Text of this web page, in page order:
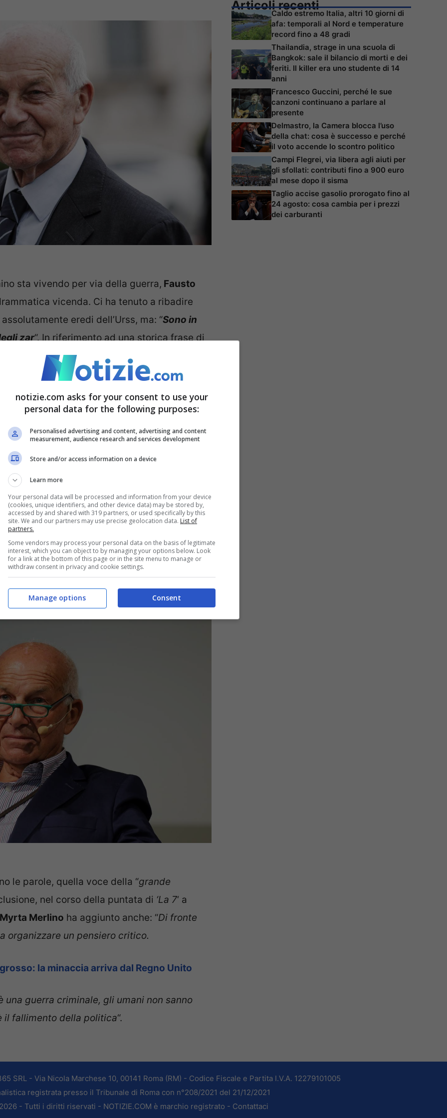
sta vivendo per via della guerra, Fausto
vicenda. Ci ha tenuto a ribadire
eredi dell’Urss, ma: “Sono in
zar“. In riferimento ad una storica frase di
Quello nuovo tarda a comparire e in
che siamo dinanzi alla rinascita di
spese militari: su guerra Ucraina è
quello di ritornare alla ‘Grande Russia’.
ideologica, ma di una logica di “
potere
“. Quelpacifismoche è stato
tremendamente indeboliti. In tutto
solamente ilPapa. Già, proprio la
in quello che sta accadendo.
di Putin è criminale
le parole, quella voce della “grande
nel corso della puntata di ‘La 7‘ a
Myrta Merlino ha aggiunto anche: “Di fronte
organizzare un pensiero critico.
la minaccia arriva dal Regno Unito
guerra criminale, gli umani non sanno
il fallimento della politica“.
Articoli recenti
Caldo estremo Italia, altri 10 giorni di
afa: temporali al Nord e temperature
record fino a 48 gradi
Thailandia, strage in una scuola di
Bangkok: sale il bilancio di morti e dei
feriti. Il killer era uno studente di 14
anni
Francesco Guccini, perché le sue
canzoni continuano a parlare al
presente
Delmastro, la Camera blocca l’uso
della chat: cosa è successo e perché
il voto accende lo scontro politico
Campi Flegrei, via libera agli aiuti per
gli sfollati: contributi fino a 900 euro
al mese dopo il sisma
Taglio accise gasolio prorogato fino al
24 agosto: cosa cambia per i prezzi
dei carburanti
SRL - Via Nicola Marchese 10, 00141 Roma (RM) - Codice Fiscale e Partita I.V.A. 12279101005
registrata presso il Tribunale di Roma con n°208/2021 del 21/12/2021
- Tutti i diritti riservati - NOTIZIE.COM è marchio registrato - Contattaci
notizie.com asks for your consent to use your
personal data for the following purposes:
Personalised advertising and content, advertising and content
measurement, audience research and services development
Store and/or access information on a device
Learn more
Your personal data will be processed and information from your device
(cookies, unique identifiers, and other device data) may be stored by,
accessed by and shared with 319 partners, or used specifically by this
site. We and our partners may use precise geolocation data. List of
partners.
Some vendors may process your personal data on the basis of legitimate
interest, which you can object to by managing your options below. Look
for a link at the bottom of this page or in the site menu to manage or
withdraw consent in privacy and cookie settings.
Consent
Manage options